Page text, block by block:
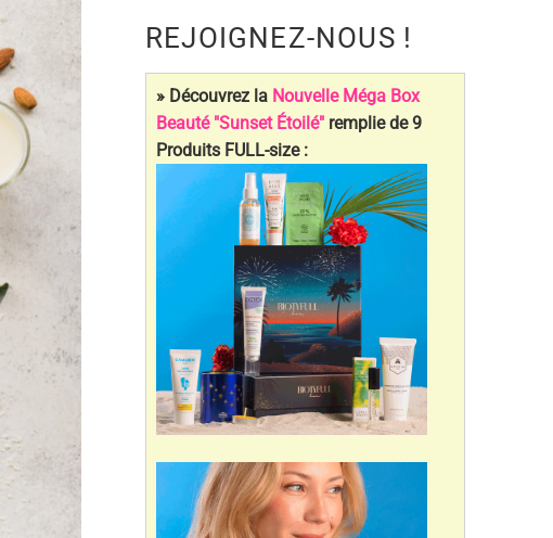
REJOIGNEZ-NOUS !
» Découvrez la Nouvelle Méga Box
Beauté "Sunset Étoilé"remplie de 9
Produits FULL-size :